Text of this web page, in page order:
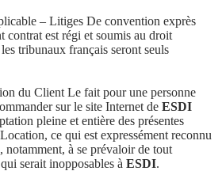
– Litiges De convention exprès
contrat est régi et soumis au droit
tribunaux français seront seuls
du Client Le fait pour une personne
sur le site Internet de ESDI
pleine et entière des présentes
ce qui est expressément reconnu
à se prévaloir de tout
serait inopposables à ESDI.